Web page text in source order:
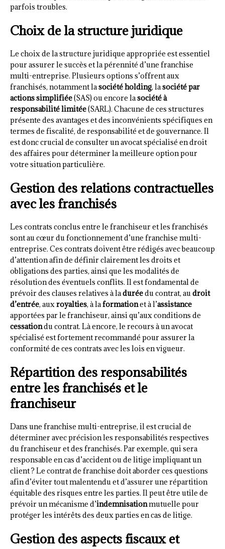
parfois troubles.
Choix de la structure juridique
Le choix de la structure juridique appropriée est essentiel
pour assurer le succès et la pérennité d’une franchise
multi-entreprise. Plusieurs options s’offrent aux
franchisés, notamment lasociété holding, lasociété par
actions simplifiée(SAS) ou encore lasociété à
responsabilité limitée(SARL). Chacune de ces structures
présente des avantages et des inconvénients spécifiques en
termes de fiscalité, de responsabilité et de gouvernance. Il
est donc crucial de consulter un avocat spécialisé en droit
des affaires pour déterminer la meilleure option pour
votre situation particulière.
Gestion des relations contractuelles
avec les franchisés
Les contrats conclus entre le franchiseur et les franchisés
sont au cœur du fonctionnement d’une franchise multi-
entreprise. Ces contrats doivent être rédigés avec beaucoup
d’attention afin de définir clairement les droits et
obligations des parties, ainsi que les modalités de
résolution des éventuels conflits. Il est fondamental de
prévoir des clauses relatives à laduréedu contrat, audroit
d’entrée, auxroyalties, à laformationet à l’assistance
apportées par le franchiseur, ainsi qu’aux conditions de
cessationdu contrat. Là encore, le recours à un avocat
spécialisé est fortement recommandé pour assurer la
conformité de ces contrats avec les lois en vigueur.
Répartition des responsabilités
entre les franchisés et le
franchiseur
Dans une franchise multi-entreprise, il est crucial de
déterminer avec précision les responsabilités respectives
du franchiseur et des franchisés. Par exemple, qui sera
responsable en cas d’accident ou de litige impliquant un
client ? Le contrat de franchise doit aborder ces questions
afin d’éviter tout malentendu et d’assurer une répartition
équitable des risques entre les parties. Il peut être utile de
prévoir un mécanisme d’indemnisationmutuelle pour
protéger les intérêts des deux parties en cas de litige.
Gestion des aspects fiscaux et